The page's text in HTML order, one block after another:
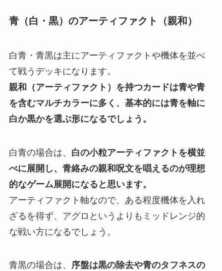
青（白・黒）のアーティファクト（親和）
白青・青黒は主にアーティファクトや機体を並べ
て戦うデッキになります。
親和（アーティファクト）を持つカードは青や青
を含むマルチカラーに多く、基本的には青を軸に
白か黒かを選ぶ形になるでしょう。
白青の場合は、 白の小粒アーティファクトを横並
べに展開し、青絡みの親和呪文を唱えるのが理想
的なゲーム展開になると思います。
アーティファクト軸なので、ある程度機体を入れ
ざるを得ず、アグロというよりもミッドレンジ的
な戦い方になるでしょう。
青黒の場合は、 序盤は黒の除去や青のタフネスの